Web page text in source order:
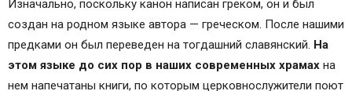
Изначально, поскольку канон написан греком, он и был
создан на родном языке автора — греческом. После нашими
предками он был переведен на тогдашний славянский. На
этом языке до сих пор в наших современных храмах на
нем напечатаны книги, по которым церковнослужители поют